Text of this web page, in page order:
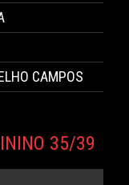
CAMPOS
35/39